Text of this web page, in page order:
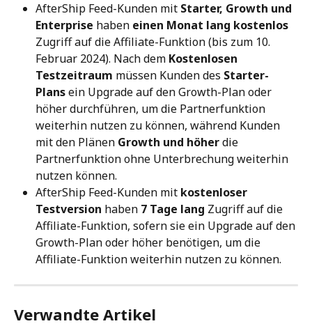
AfterShip Feed-Kunden mit Starter, Growth und
Enterprise haben einen Monat lang kostenlos
Zugriff auf die Affiliate-Funktion (bis zum 10.
Februar 2024). Nach dem Kostenlosen
Testzeitraum müssen Kunden des Starter-
Plans ein Upgrade auf den Growth-Plan oder
höher durchführen, um die Partnerfunktion
weiterhin nutzen zu können, während Kunden
mit den Plänen Growth und höher die
Partnerfunktion ohne Unterbrechung weiterhin
nutzen können.
AfterShip Feed-Kunden mit kostenloser
Testversion haben 7 Tage lang Zugriff auf die
Affiliate-Funktion, sofern sie ein Upgrade auf den
Growth-Plan oder höher benötigen, um die
Affiliate-Funktion weiterhin nutzen zu können.
Verwandte Artikel